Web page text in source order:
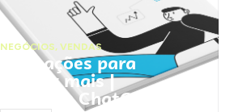
NEGÓCIOS, VENDAS
Faça ações para
vender mais |
Prompts ChatGPT